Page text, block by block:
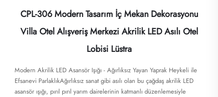
CPL-306 Modern Tasarım İç Mekan Dekorasyonu
Villa Otel Alışveriş Merkezi Akrilik LED Asılı Otel
Lobisi Lüstra
Modern Akrilik LED Asansör Işığı - Ağırlıksız Yayan Yaprak Heykeli ile
Efsanevi Parlaklık​​Ağırlıksız sanat gibi asılı olan bu çağdaş akrilik LED
asansör ışığı, pırıl pırıl yarım dairelerinin katmanlı düzenlemesiyle